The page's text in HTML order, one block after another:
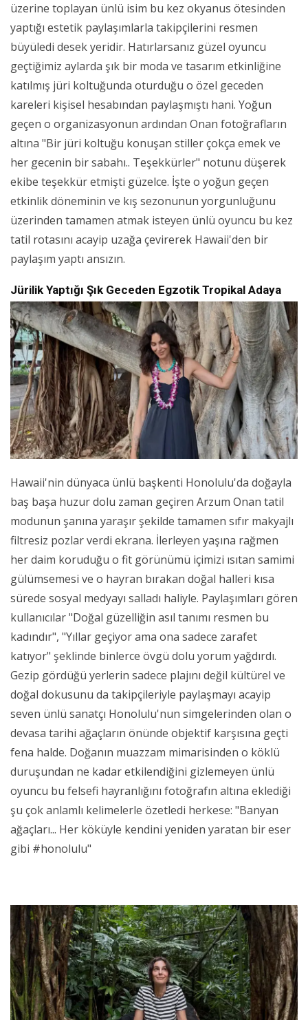
üzerine toplayan ünlü isim bu kez okyanus ötesinden
yaptığı estetik paylaşımlarla takipçilerini resmen
büyüledi desek yeridir. Hatırlarsanız güzel oyuncu
geçtiğimiz aylarda şık bir moda ve tasarım etkinliğine
katılmış jüri koltuğunda oturduğu o özel geceden
kareleri kişisel hesabından paylaşmıştı hani. Yoğun
geçen o organizasyonun ardından Onan fotoğrafların
altına "Bir jüri koltuğu konuşan stiller çokça emek ve
her gecenin bir sabahı.. Teşekkürler" notunu düşerek
ekibe teşekkür etmişti güzelce. İşte o yoğun geçen
etkinlik döneminin ve kış sezonunun yorgunluğunu
üzerinden tamamen atmak isteyen ünlü oyuncu bu kez
tatil rotasını acayip uzağa çevirerek Hawaii'den bir
paylaşım yaptı ansızın.
Jürilik Yaptığı Şık Geceden Egzotik Tropikal Adaya
Hawaii'nin dünyaca ünlü başkenti Honolulu'da doğayla
baş başa huzur dolu zaman geçiren Arzum Onan tatil
modunun şanına yaraşır şekilde tamamen sıfır makyajlı
filtresiz pozlar verdi ekrana. İlerleyen yaşına rağmen
her daim koruduğu o fit görünümü içimizi ısıtan samimi
gülümsemesi ve o hayran bırakan doğal halleri kısa
sürede sosyal medyayı salladı haliyle. Paylaşımları gören
kullanıcılar "Doğal güzelliğin asıl tanımı resmen bu
kadındır", "Yıllar geçiyor ama ona sadece zarafet
katıyor" şeklinde binlerce övgü dolu yorum yağdırdı.
Gezip gördüğü yerlerin sadece plajını değil kültürel ve
doğal dokusunu da takipçileriyle paylaşmayı acayip
seven ünlü sanatçı Honolulu'nun simgelerinden olan o
devasa tarihi ağaçların önünde objektif karşısına geçti
fena halde. Doğanın muazzam mimarisinden o köklü
duruşundan ne kadar etkilendiğini gizlemeyen ünlü
oyuncu bu felsefi hayranlığını fotoğrafın altına eklediği
şu çok anlamlı kelimelerle özetledi herkese: "Banyan
ağaçları... Her köküyle kendini yeniden yaratan bir eser
gibi #honolulu"